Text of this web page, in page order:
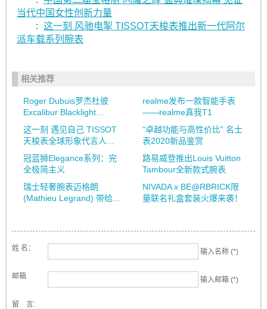
当代中国女性创新力量
: 这一刻 风驰电掣 TISSOT天梭表推出新一代阿尔
派车载系列腕表
相关推荐
Roger Dubuis罗杰杜彼
Excalibur Blacklight...
realme发布一款智能手表
——realme真我T1
这一刻 遇见自己 TISSOT
天梭表全球形象代言人...
“卓越功能与高性价比” 名士
表2020新品鉴赏
冠蓝狮Elegance系列：完
全极简主义
路易威登推出Louis Vuitton
Tambour全新款式腕表
瑞士轻奢腕表迈格朗
(Mathieu Legrand) 带给...
NIVADA x BE@RBRICK限
量联名礼盒套装火爆来袭！
姓 名： 输入名称 (*)
邮箱 输入邮箱 (*)
留 言: